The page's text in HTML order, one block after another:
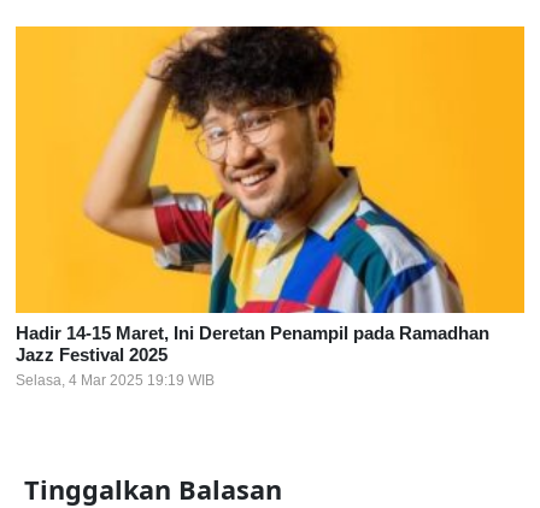
Hadir 14-15 Maret, Ini Deretan Penampil pada Ramadhan
Jazz Festival 2025
Selasa, 4 Mar 2025 19:19 WIB
Tinggalkan Balasan